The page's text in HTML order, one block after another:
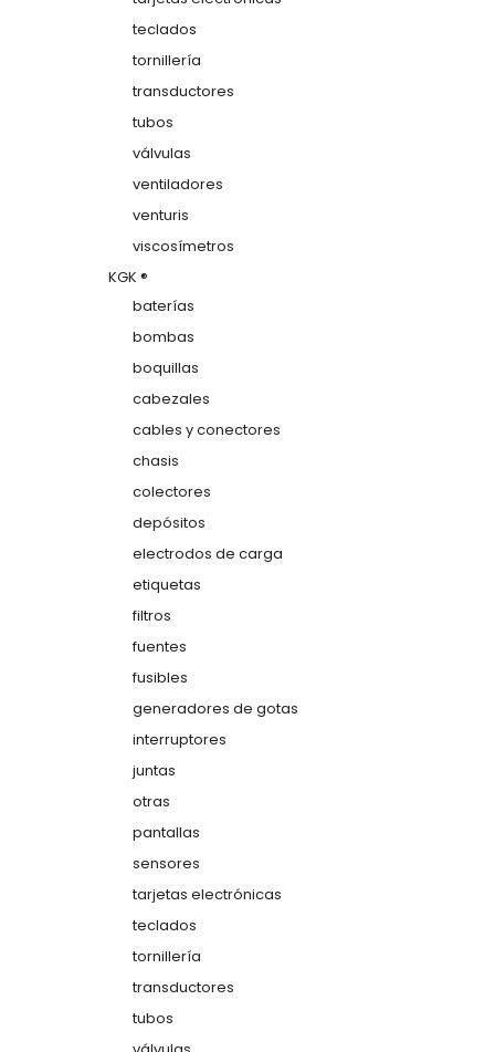
teclados
tornillería
transductores
tubos
válvulas
ventiladores
venturis
viscosímetros
KGK ®
baterías
bombas
boquillas
cabezales
cables y conectores
chasis
colectores
depósitos
electrodos de carga
etiquetas
filtros
fuentes
fusibles
generadores de gotas
interruptores
juntas
otras
pantallas
sensores
tarjetas electrónicas
teclados
tornillería
transductores
tubos